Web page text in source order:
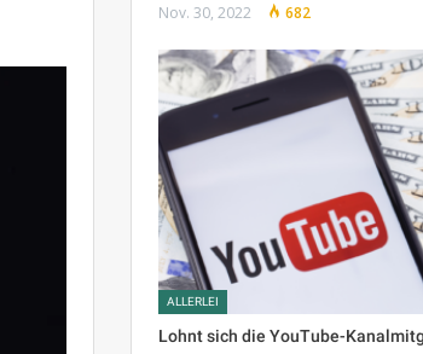
Nov. 30, 2022 682
ALLERLEI
Lohnt sich die YouTube-